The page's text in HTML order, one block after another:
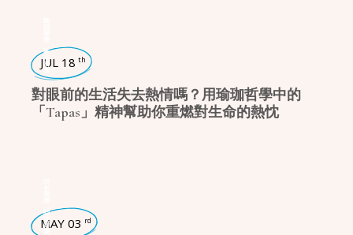
瑜珈哲學
JUL 18 th
對眼前的生活失去熱情嗎？用瑜珈哲學中的
「Tapas」精神幫助你重燃對生命的熱忱
瑜珈話題
MAY 03 rd